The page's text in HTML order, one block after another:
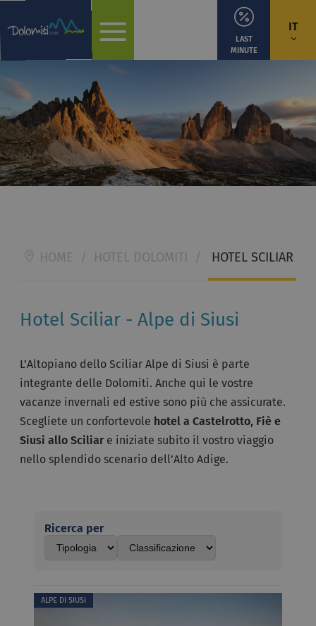
IT
LAST
MINUTE
HOME / HOTEL DOLOMITI / HOTEL SCILIAR -
Hotel Sciliar - Alpe di Siusi
L’Altopiano dello Sciliar Alpe di Siusi è parte
integrante delle Dolomiti. Anche qui le vostre
vacanze invernali ed estive sono più che assicurate.
Scegliete un confortevole hotel a Castelrotto, Fiè e
Siusi allo Sciliar e iniziate subito il vostro viaggio
nello splendido scenario dell’Alto Adige.
Ricerca per
ALPE DI SIUSI